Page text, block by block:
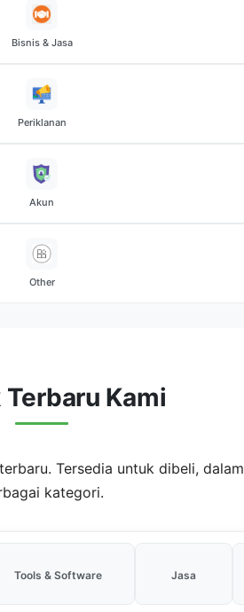
Bisnis & Jasa
Periklanan
Akun
Other
Terbaru Kami
Tersedia untuk dibeli, dalam
kategori.
Tools & Software Jasa